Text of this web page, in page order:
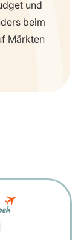
und
beim
Märkten